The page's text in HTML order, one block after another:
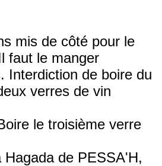
mis de côté pour le
faut le manger
Interdiction de boire du
verres de vin
le troisième verre
de PESSA'H,